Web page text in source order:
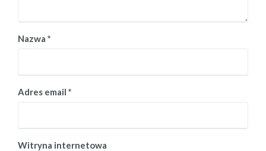
Nazwa *
Adres email *
Witryna internetowa